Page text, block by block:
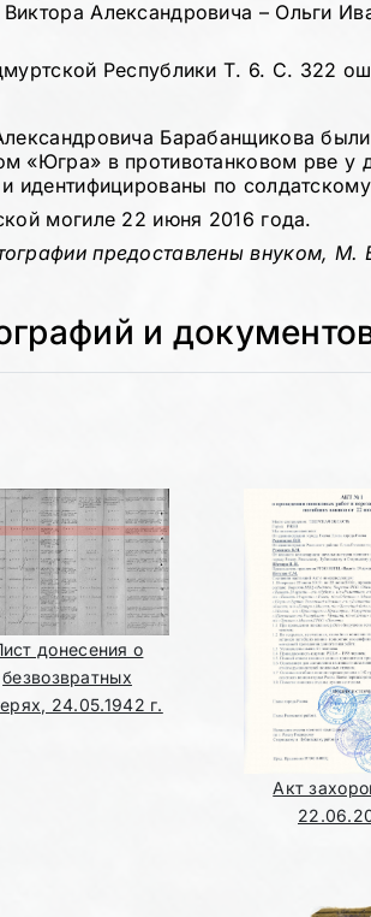
Александровича – Ольги
Республики Т. 6. С. 322
Барабанщикова
«Югра» в противотанковом рве у
идентифицированы по
могиле 22 июня 2016 года.
предоставлены внуком, М.
и
донесения о
безвозвратных
24.05.1942 г.
Акт